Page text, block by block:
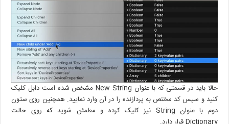
حالا باید در قسمتی که با عنوان New String مشخص شده است دابل کلیک
کنید و سپس کد مختص به پردازنده را در آن وارد نمایید. همچنین روی ستون
دوم با عنوان String نیز کلیک کرده و مطمئن شوید که روی حالت